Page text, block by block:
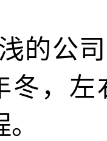
的公
冬，